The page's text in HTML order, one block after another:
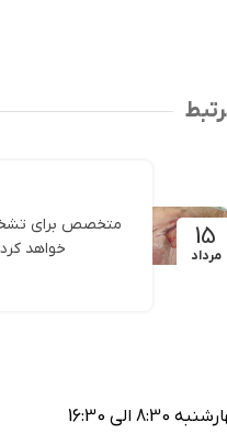
15
مرداد
متخصص برای
خواهد
16:30